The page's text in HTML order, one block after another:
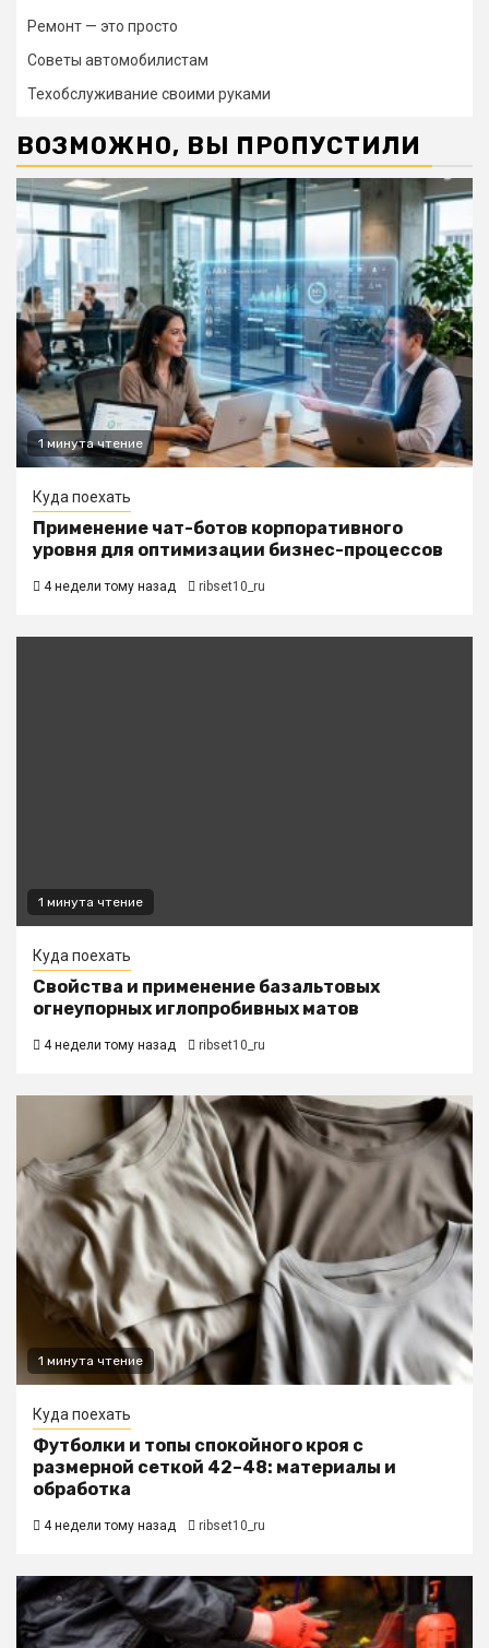
Ремонт — это просто
Советы автомобилистам
Техобслуживание своими руками
ВОЗМОЖНО, ВЫ ПРОПУСТИЛИ
1 минута чтение
Куда поехать
Применение чат-ботов корпоративного
уровня для оптимизации бизнес-процессов
4 недели тому назад ribset10_ru
1 минута чтение
Куда поехать
Свойства и применение базальтовых
огнеупорных иглопробивных матов
4 недели тому назад ribset10_ru
1 минута чтение
Куда поехать
Футболки и топы спокойного кроя с
размерной сеткой 42–48: материалы и
обработка
4 недели тому назад ribset10_ru